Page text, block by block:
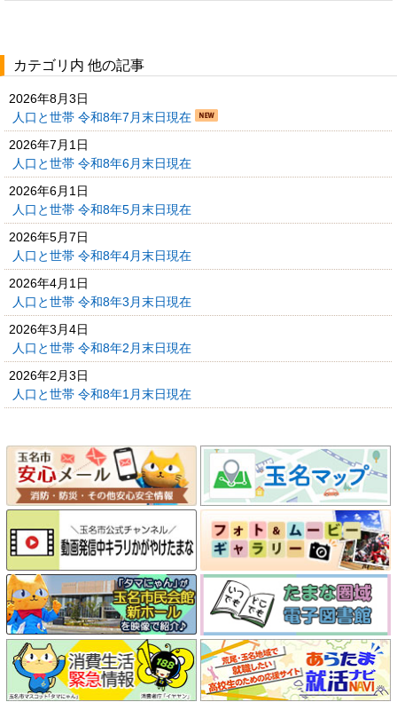
カテゴリ内 他の記事
2026年8月3日
人口と世帯 令和8年7月末日現在
2026年7月1日
人口と世帯 令和8年6月末日現在
2026年6月1日
人口と世帯 令和8年5月末日現在
2026年5月7日
人口と世帯 令和8年4月末日現在
2026年4月1日
人口と世帯 令和8年3月末日現在
2026年3月4日
人口と世帯 令和8年2月末日現在
2026年2月3日
人口と世帯 令和8年1月末日現在